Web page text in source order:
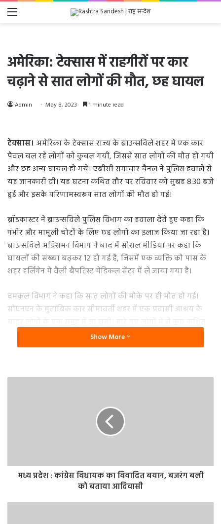
Menu
अमेरिका: टेक्सास में राहगीरों पर कार
चढ़ाने से सात लोगों की मौत, छह घायल
Admin May 8, 2023 1 minute read
टेक्सास। अमेरिका के टेक्सास राज्य के ब्राउन्सविले शहर में एक कार
पैदल चल रहे लोगों को कुचल गयी, जिससे सात लोगों की मौत हो गयी
और छह अन्य घायल हो गये। एबीसी समाचार चैनल ने पुलिस हवाले से
यह जानकारी दी। यह घटना कथित तौर पर रविवार को सुबह 8:30 बजे
हुई और इसके परिणामस्वरूप सात लोगों की मौत हो गई।
ब्रॉडकास्टर ने ब्राउन्सविले पुलिस विभाग का हवाला देते हुए कहा कि
गंभीर और मामूली चोटों के लिए छह लोगों का इलाज किया जा रहा है।
ब्राउन्सविले अग्निशमन विभाग ने बाद में सोशल मीडिया पर कहा कि
घायलों की संख्या बढ़कर 12 हो गई है, जिसमें एक व्यक्ति को पास के
शहर हर्लिंगेन में वैली बैपटिस्ट मेडिकल सेंटर में ले जाया गया है।
दमकल विभाग ने कहा कि सात लोगों की मौके पर ही मौत हो गई।
सीएनएन के मुताबिक कार सीमावर्ती शहर में एक प्रवासी आश्रय के
Show More
मध्य प्रदेश : कांग्रेस विधायक का विवादित बयान, बजरंग बली
को बताया आदिवासी